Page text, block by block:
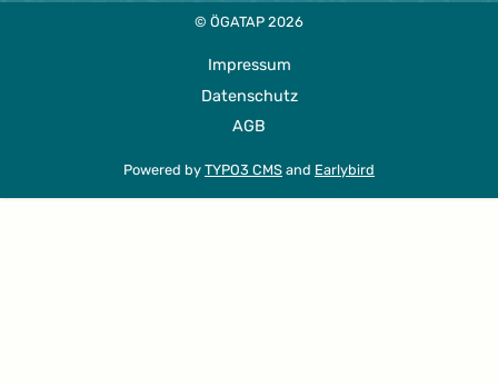
© ÖGATAP 2026
Impressum
Datenschutz
AGB
Powered by TYPO3 CMS and Earlybird